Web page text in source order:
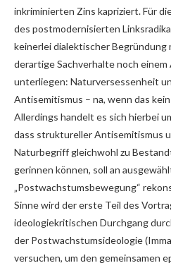
inkriminierten Zins kapriziert. Für
des postmodernisierten
keinerlei dialektischer Begründung
derartige Sachverhalte noch
unterliegen: Naturversessenheit
Antisemitismus – na, wenn das
Allerdings handelt es sich hierbei
dass struktureller Antisemitismus
Naturbegriff gleichwohl zu
gerinnen können, soll an
„Postwachstumsbewegung“
Sinne wird der erste Teil des
ideologiekritischen Durchgang
der Postwachstumsideologie
versuchen, um den gemeinsamen